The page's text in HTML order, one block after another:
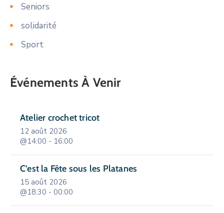
Seniors
solidarité
Sport
Événements À Venir
Atelier crochet tricot
12 août 2026
@14:00 - 16:00
C’est la Fête sous les Platanes
15 août 2026
@18:30 - 00:00